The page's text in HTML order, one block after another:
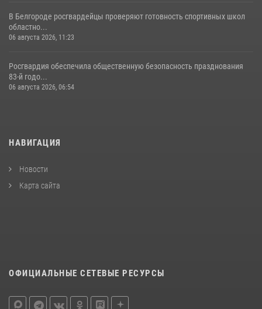
В Белгороде росгвардейцы проверяют готовность спортивных школ
областно...
06 августа 2026, 11:23
Росгвардия обеспечила общественную безопасность празднования
83-й годо...
06 августа 2026, 06:54
НАВИГАЦИЯ
Новости
Карта сайта
ОФИЦИАЛЬНЫЕ СЕТЕВЫЕ РЕСУРСЫ